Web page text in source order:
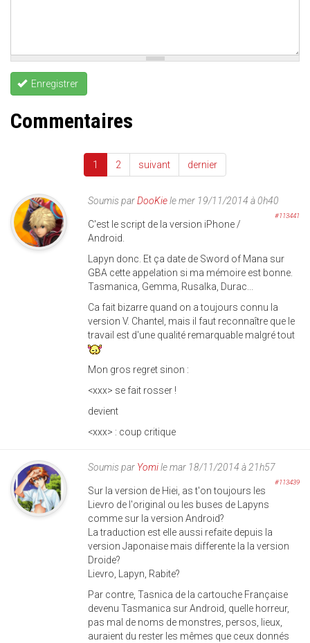
Enregistrer
Commentaires
1 2 suivant dernier
Soumis parDooKiele mer 19/11/2014 à 0h40
#113441
C'est le script de la version iPhone /
Android.
Lapyn donc. Et ça date de Sword of Mana sur
GBA cette appelation si ma mémoire est bonne.
Tasmanica, Gemma, Rusalka, Durac...
Ca fait bizarre quand on a toujours connu la
version V. Chantel, mais il faut reconnaître que le
travail est d'une qualité remarquable malgré tout
Mon gros regret sinon :
<xxx> se fait rosser !
devient
<xxx> : coup critique
Soumis par Yomile mar 18/11/2014 à 21h57
#113439
Sur la version de Hiei, as t'on toujours les
Lievro de l'original ou les buses de Lapyns
comme sur la version Android?
La traduction est elle aussi refaite depuis la
version Japonaise mais differente la la version
Droide?
Lievro, Lapyn, Rabite?
Par contre, Tasnica de la cartouche Française
devenu Tasmanica sur Android, quelle horreur,
pas mal de noms de monstres, persos, lieux,
auraient du rester les mêmes que ceux donnés